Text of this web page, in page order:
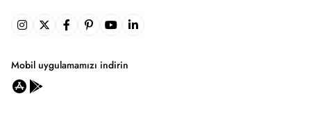
Mobil uygulamamızı indirin